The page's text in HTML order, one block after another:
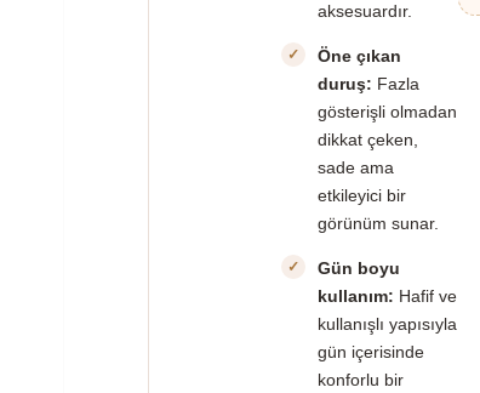
aksesuardır.
Öne çıkan
duruş: Fazla
gösterişli olmadan
dikkat çeken,
sade ama
etkileyici bir
görünüm sunar.
Gün boyu
kullanım: Hafif ve
kullanışlı yapısıyla
gün içerisinde
konforlu bir